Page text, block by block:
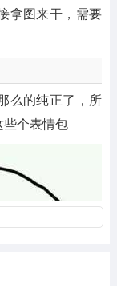
拿图来干，需要
么的纯正了，所
个表情包